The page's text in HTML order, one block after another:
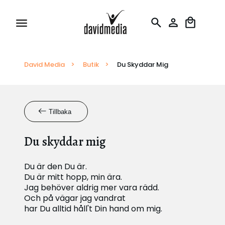
David Media > Butik > Du Skyddar Mig
Tillbaka
Du skyddar mig
Du är den Du är.
Du är mitt hopp, min ära.
Jag behöver aldrig mer vara rädd.
Och på vägar jag vandrat
har Du alltid håll't Din hand om mig.
Tillstånd och Licenser
Översättningar